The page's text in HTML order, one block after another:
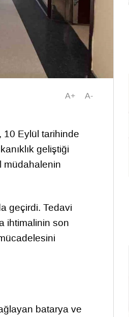
A+ A-
10 Eylül tarihinde
geliştiği
müdahalenin
geçirdi. Tedavi
ihtimalinin son
batarya ve